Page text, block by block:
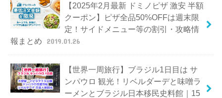
【2025年2月最新 ドミノピザ 激安 半額
クーポン】ピザ全品50%OFFは週末限
定！サイドメニュー等の割引・攻略情
報まとめ
2019.01.26
【世界一周旅行】ブラジル1日目は サ
ンパウロ 観光！リベルダーデと味噌ラ
ーメンとブラジル日本移民史料館｜15